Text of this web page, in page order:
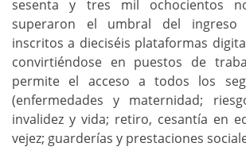
sesenta y tres mil ochocientos
superaron el umbral del ingreso
inscritos a dieciséis plataformas
convirtiéndose en puestos de
permite el acceso a todos los
(enfermedades y maternidad;
invalidez y vida; retiro, cesantía en
vejez; guarderías y prestaciones